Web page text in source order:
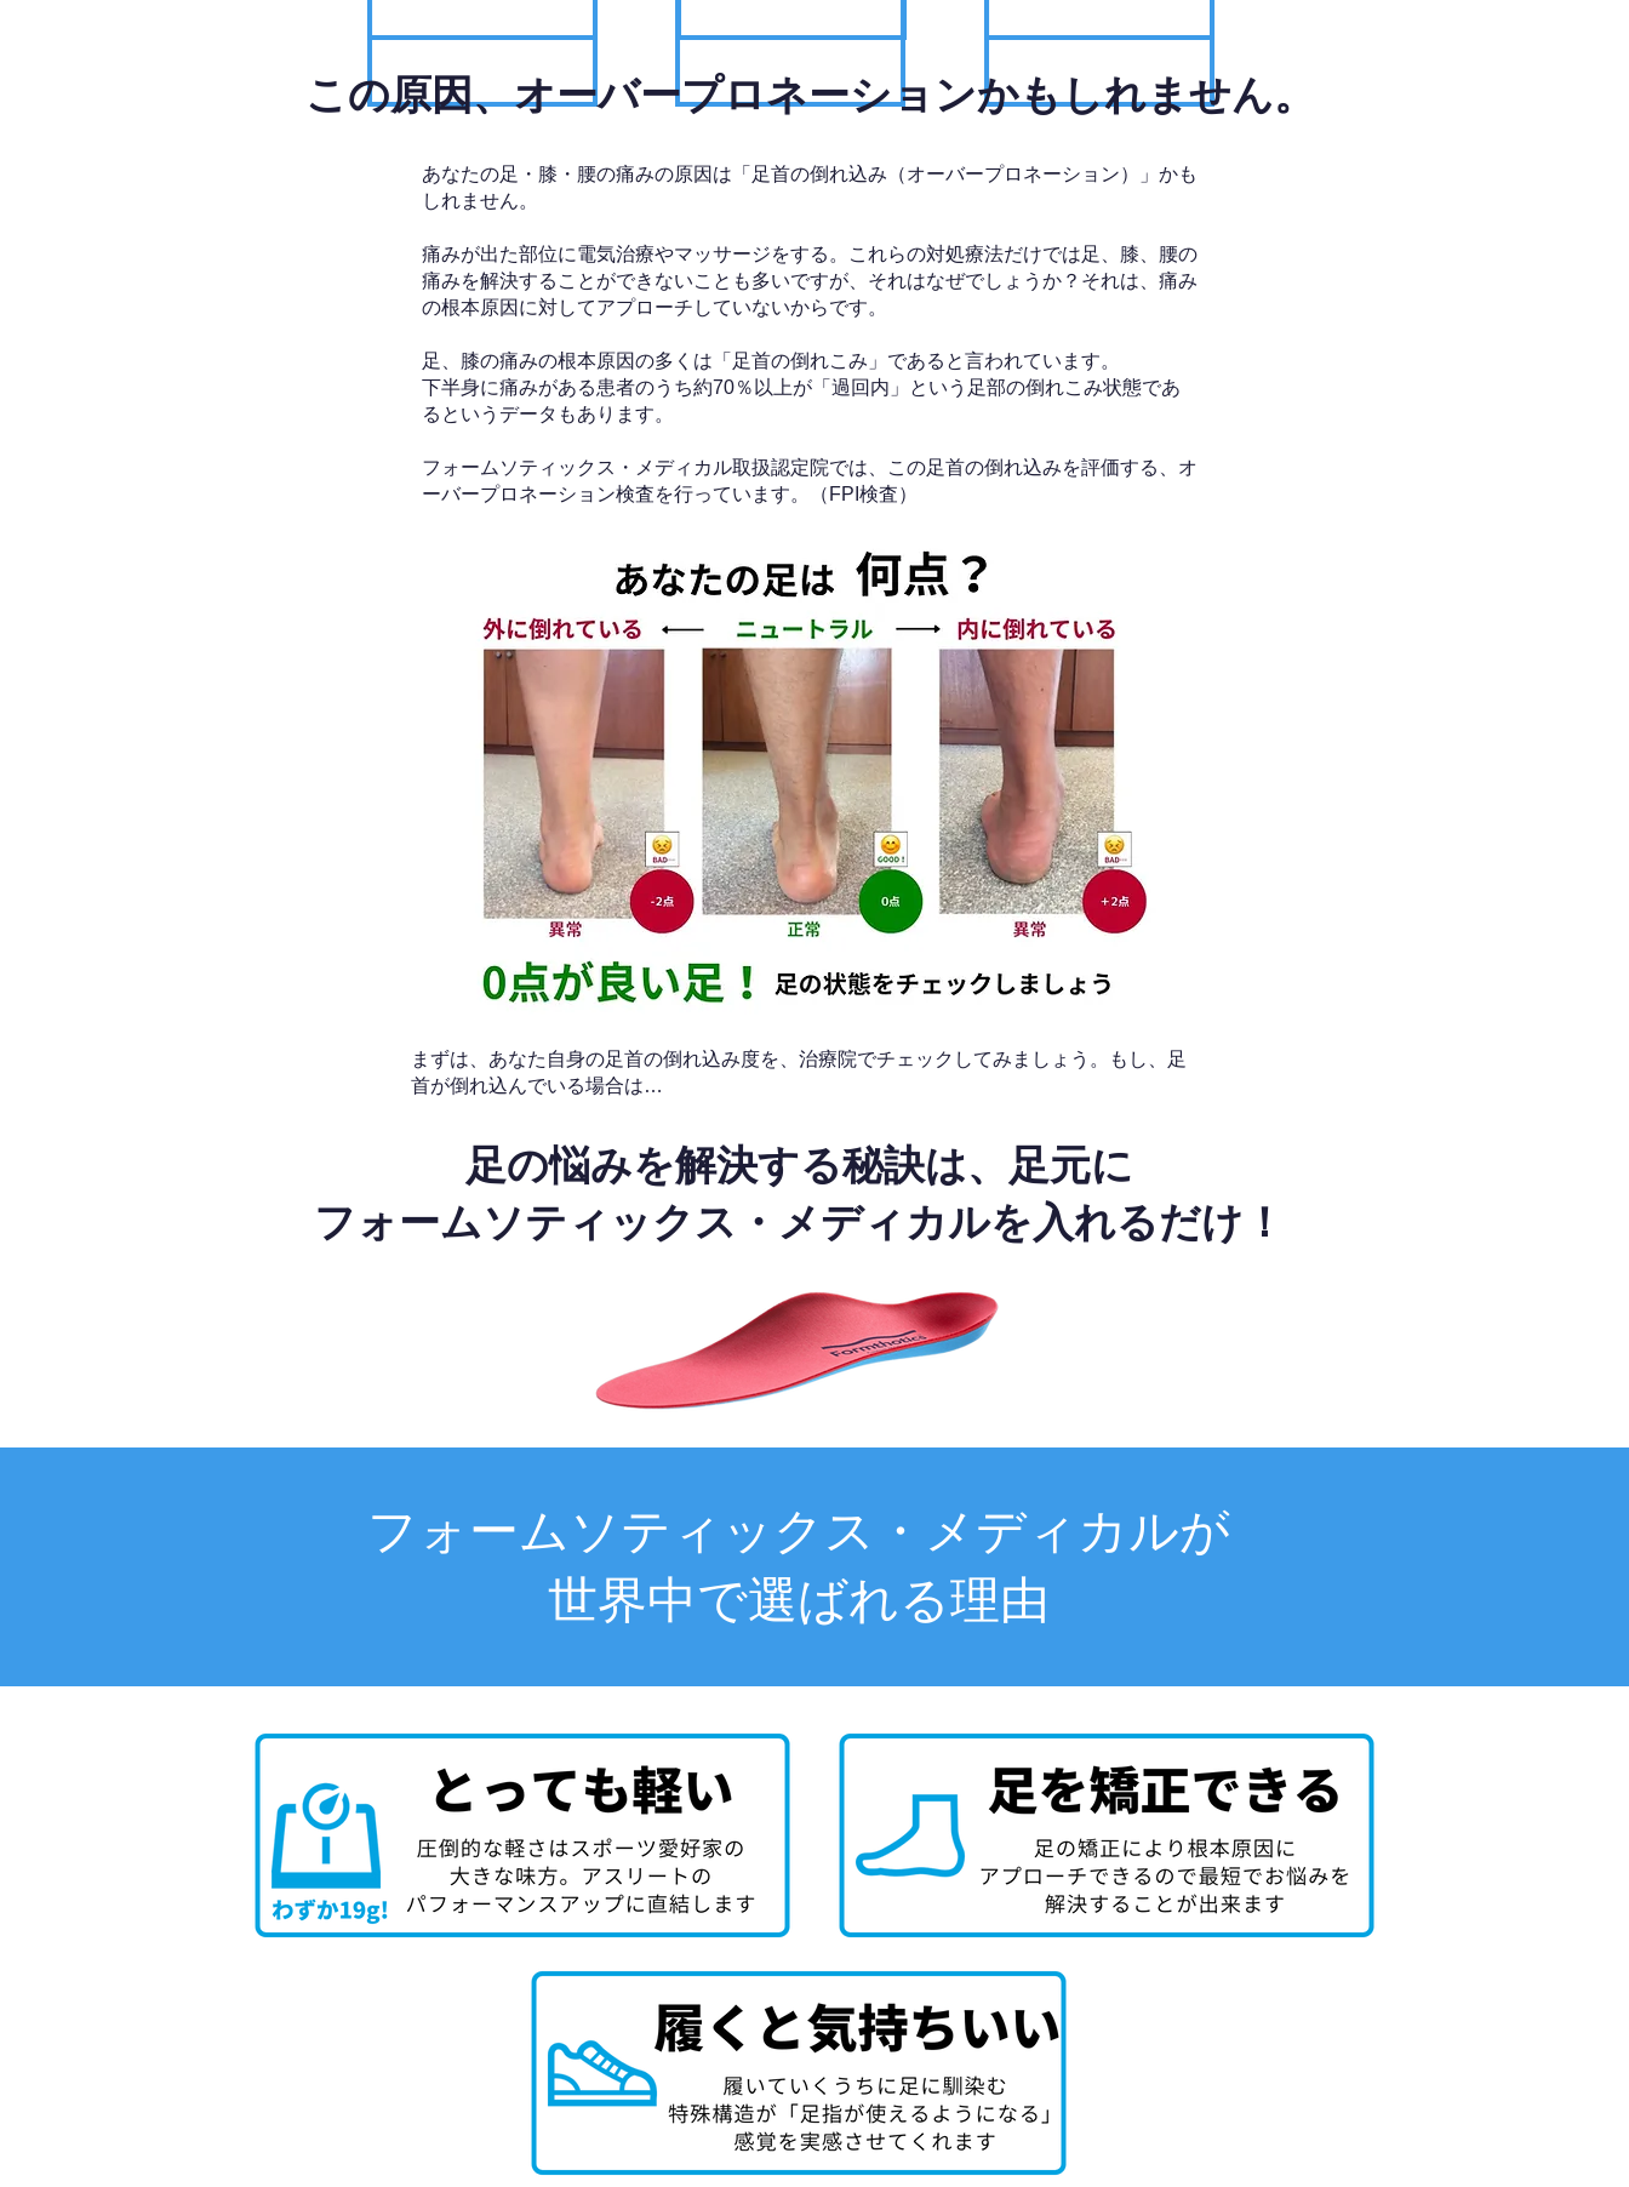
​この原因、オーバープロネーションかもしれません。
あなたの足・膝・腰の痛みの原因は「足首の倒れ込み（オーバープロネーション）」かも
しれません。
痛みが出た部位に電気治療やマッサージをする。これらの対処療法だけでは足、膝、腰の
痛みを解決することができないことも多いですが、それはなぜでしょうか？それは、痛み
の根本原因に対してアプローチしていないからです。
足、膝の痛みの根本原因の多くは「足首の倒れこみ」であると言われています。
下半身に痛みがある患者のうち約70％以上が「過回内」という足部の倒れこみ状態であ
るというデータもあります。
フォームソティックス・メディカル取扱認定院では、この足首の倒れ込みを評価する、オ
ーバープロネーション検査を行っています。（FPI検査）​
​まずは、あなた自身の足首の倒れ込み度を、治療院でチェックしてみましょう。もし、足
首が倒れ込んでいる場合は…
足の悩みを解決する秘訣は、足元に
フォームソティックス・メディカルを入れるだけ！
フォームソティックス・メディカルが
世界中で選ばれる理由